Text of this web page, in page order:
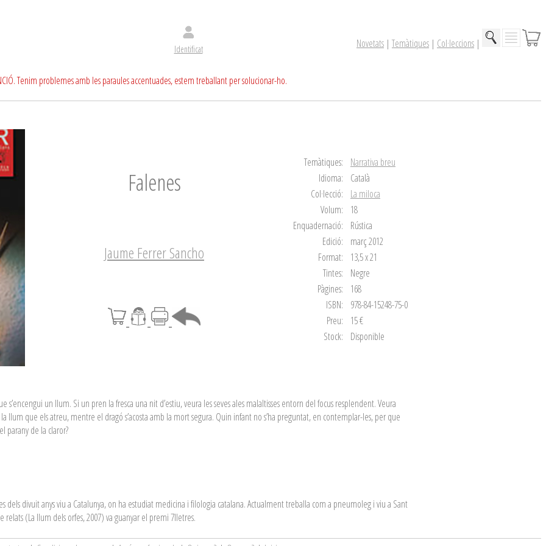
Identificat Novetats | Temàtiques | Col·leccions |
Tenim problemes amb les paraules accentuades, estem treballant per solucionar-ho.
Falenes
Jaume Ferrer Sancho
Temàtiques:
Narrativa breu
Idioma:
Català
Col·lecció:
La miloca
Volum:
18
Enquadernació:
Rústica
Edició:
març 2012
Format:
13,5 x 21
Tintes:
Negre
Pàgines:
168
ISBN:
978-84-15248-75-0
Preu:
15 €
Stock:
Disponible
s’encengui un llum. Si un pren la fresca una nit d’estiu, veura les seves ales malaltisses entorn del focus resplendent. Veura
llum que els atreu, mentre el dragó s’acosta amb la mort segura. Quin infant no s’ha preguntat, en contemplar-les, per que
parany de la claror?
dels divuit anys viu a Catalunya, on ha estudiat medicina i filologia catalana. Actualment treballa com a pneumoleg i viu a Sant
(La llum dels orfes, 2007) va guanyar el premi 7lletres.